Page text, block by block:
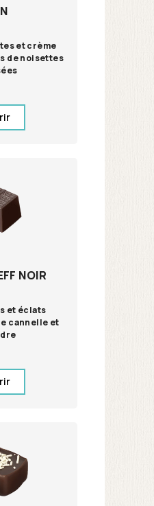
et crème
de noisettes
NOIR
et éclats
cannelle et